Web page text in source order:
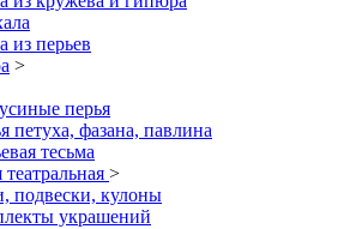
из перьев
>
перья
петуха, фазана, павлина
тесьма
>
подвески, кулоны
украшений